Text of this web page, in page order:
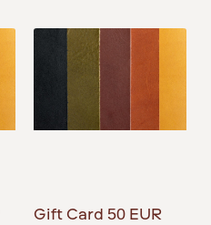
Gift Card 50 EUR